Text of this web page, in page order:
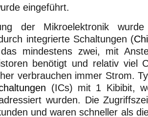
eingeführt.
der Mikroelektronik
integrierte Schaltungen (
mindestens zwei, mit
benötigt und relativ viel
verbrauchen immer Strom.
(ICs) mit 1 Kibibit,
wurden. Die
und waren schneller als